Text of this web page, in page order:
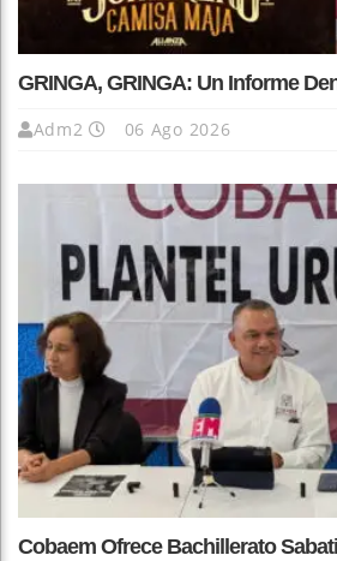
GRINGA, GRINGA: Un Informe
Adm2 06 Ago 2026
Cobaem Ofrece Bachillerato